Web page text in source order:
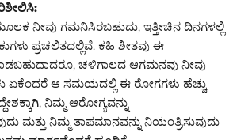
ನೀವು ಗಮನಿಸಿರಬಹುದು, ಇತ್ತೀಚಿನ ದಿನಗಳಲ್ಲಿ
ಪ್ರಚಲಿತದಲ್ಲಿವೆ. ಕಹಿ ಶೀತವು ಈ
ಚಳಿಗಾಲದ ಆಗಮನವು ನೀವು
ಏಕೆಂದರೆ ಆ ಸಮಯದಲ್ಲಿ ಈ ರೋಗಗಳು ಹೆಚ್ಚು
ನಿಮ್ಮ ಆರೋಗ್ಯವನ್ನು
ಮತ್ತು ನಿಮ್ಮ ತಾಪಮಾನವನ್ನು ನಿಯಂತ್ರಿಸುವುದು